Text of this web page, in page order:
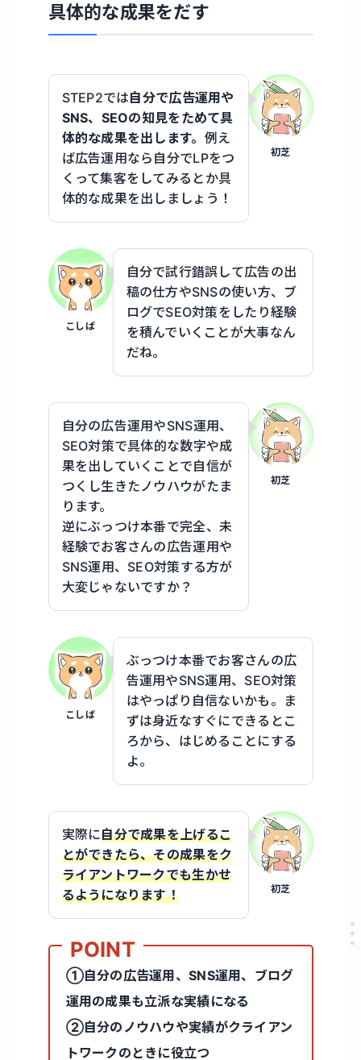
具体的な成果をだす
初芝
STEP2では自分で広告運用や
SNS、SEOの知見をためて具
体的な成果を出します。 例え
ば広告運用なら自分でLPをつ
くって集客をしてみるとか具
体的な成果を出しましょう！
こしば
自分で試行錯誤して広告の出
稿の仕方やSNSの使い方、ブ
ログでSEO対策をしたり経験
を積んでいくことが大事なん
だね。
初芝
自分の広告運用やSNS運用、
SEO対策で具体的な数字や成
果を出していくことで自信が
つくし生きたノウハウがたま
ります。
逆にぶっつけ本番で完全、未
経験でお客さんの広告運用や
SNS運用、SEO対策する方が
大変じゃないですか？
こしば
ぶっつけ本番でお客さんの広
告運用やSNS運用、SEO対策
はやっぱり自信ないかも。ま
ずは身近なすぐにできるとこ
ろから、はじめることにする
よ。
初芝
実際に自分で成果を上げるこ
とができたら、その成果をク
ライアントワークでも生かせ
るようになります！
①自分の広告運用、SNS運用、ブログ
運用の成果も立派な実績になる
②自分のノウハウや実績がクライアン
トワークのときに役立つ